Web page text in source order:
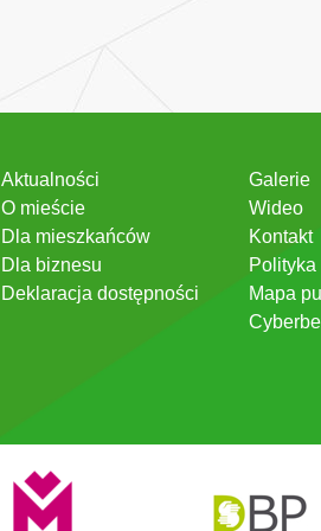
Aktualności
O mieście
Dla mieszkańców
Dla biznesu
Deklaracja dostępności
Galerie
Wideo
Kontakt
Mapa